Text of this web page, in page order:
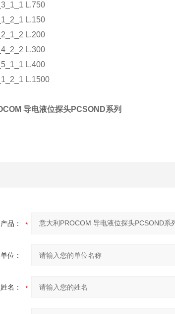
L.750
L.150
L.200
L.300
L.400
L.1500
导电液位探头PCSOND系列
产品：
位：
名：